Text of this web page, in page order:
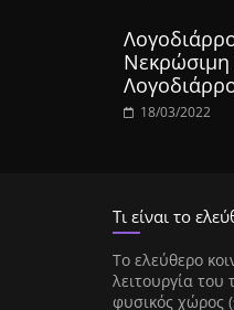
Νεκρώσιμη
18/03/2022
Τι είναι το
Tο ελεύθερο
λειτουργία του
φυσικός χώρος